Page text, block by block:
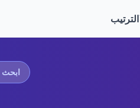
الترتيب